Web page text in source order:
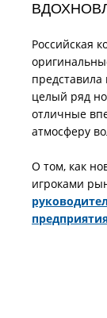
Российская
представила
целый ряд
отличные
атмосферу
О том, как
игроками